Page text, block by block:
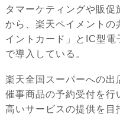
タマーケティングや販促
から、楽天ペイメントの
イントカード」とIC型
で導入している。
楽天全国スーパーへの出
催事商品の予約受付を行
高いサービスの提供を目